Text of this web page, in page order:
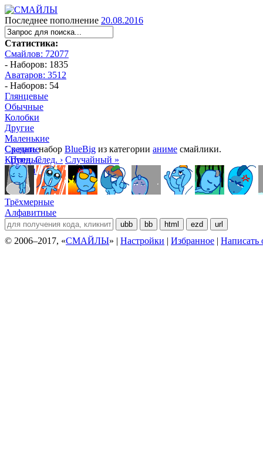
Последнее пополнение 20.08.2016
Статистика:
Смайлов: 72077
- Наборов: 1835
Аватаров: 3512
- Наборов: 54
Глянцевые
Обычные
Колобки
Другие
Маленькие
Средние
Крупные
Большие
Манга
Аниме
Трёхмерные
Алфавитные
ubb bb html ezd url
Скачатьнабор BlueBig из категории аниме смайлики.
‹ Пред. След. › Случайный »
© 2006–2017, «СМАЙЛЫ» | Настройки | Избранное | Написать